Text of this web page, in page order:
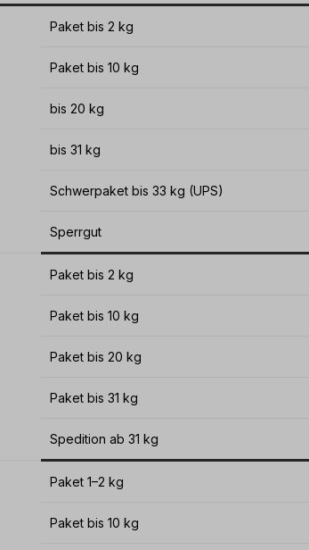
Paket bis 2 kg
Paket bis 10 kg
bis 20 kg
bis 31 kg
Schwerpaket bis 33 kg (UPS)
Sperrgut
Paket bis 2 kg
Paket bis 10 kg
Paket bis 20 kg
Paket bis 31 kg
Spedition ab 31 kg
Paket 1–2 kg
Paket bis 10 kg